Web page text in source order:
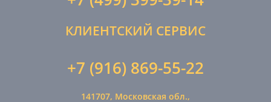
КЛИЕНТСКИЙ СЕРВИС
+7 (916) 869-55-22
141707, Московская обл.,